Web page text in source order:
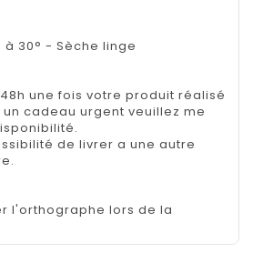
30° - Sèche linge
une fois votre produit réalisé
un cadeau urgent veuillez me
de livrer a une autre
l'orthographe lors de la